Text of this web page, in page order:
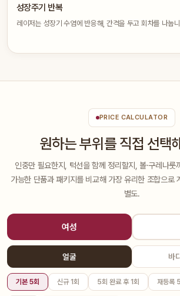
성장주기 반복
레이저는 성장기 수염에 반응해, 간격을 두고 회차를 나눕
PRICE CALCULATOR
원하는 부위를 직접 선택
인중만 필요한지, 턱선을 함께 정리할지, 볼·구레나룻
가능한 단품과 패키지를 비교해 가장 유리한 조합으로
별도.
여성
얼굴 바
기본 5회 신규 1회 5회 완료 후 1회 재등록